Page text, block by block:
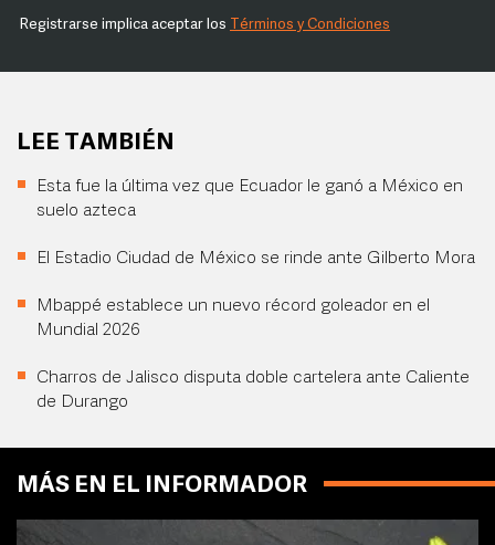
Registrarse implica aceptar los Términos y Condiciones
LEE TAMBIÉN
Esta fue la última vez que Ecuador le ganó a México en
suelo azteca
El Estadio Ciudad de México se rinde ante Gilberto Mora
Mbappé establece un nuevo récord goleador en el
Mundial 2026
Charros de Jalisco disputa doble cartelera ante Caliente
de Durango
MÁS EN EL INFORMADOR